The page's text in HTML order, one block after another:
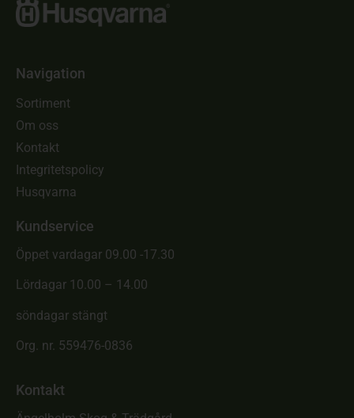
Navigation
Sortiment
Om oss
Kontakt
Integritetspolicy
Husqvarna
Kundservice
Öppet vardagar 09.00 -17.30
Lördagar 10.00 – 14.00
söndagar stängt
Org. nr. 559476-0836
Kontakt